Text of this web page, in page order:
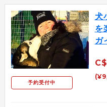
予約受付中
犬
を
ガ
C$